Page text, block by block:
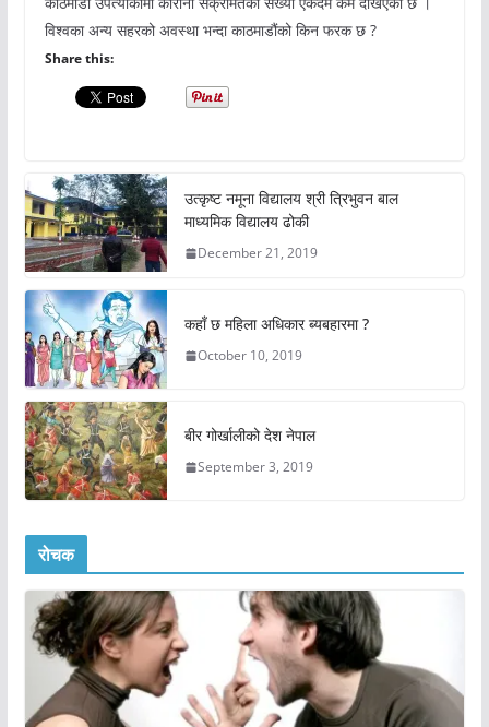
विश्वका अन्य सहरको अवस्था भन्दा काठमाडौंको किन फरक छ ?
Share this:
उत्कृष्ट नमूना विद्यालय श्री त्रिभुवन बाल
माध्यमिक विद्यालय ढोकी
December 21, 2019
कहाँ छ महिला अधिकार ब्यबहारमा ?
October 10, 2019
बीर गोर्खालीको देश नेपाल
September 3, 2019
रोचक